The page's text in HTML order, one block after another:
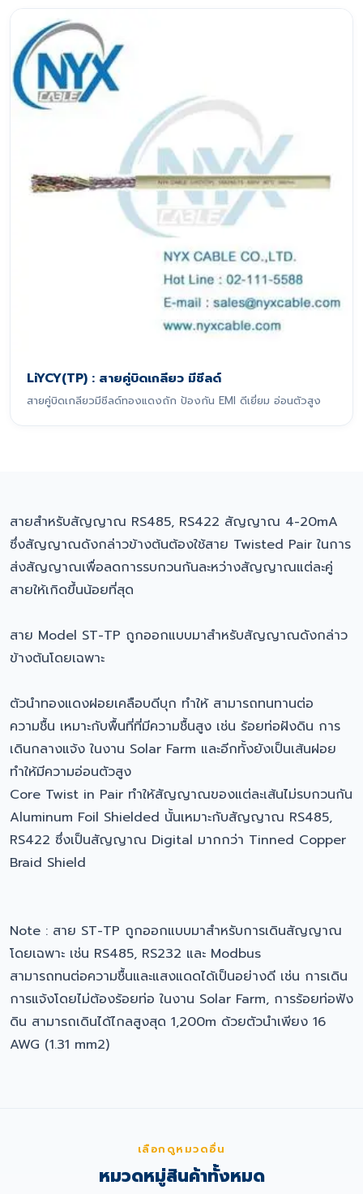
LiYCY(TP) : สายคู่บิดเกลียว มีชีลด์
สายคู่บิดเกลียวมีชีลด์ทองแดงถัก ป้องกัน EMI ดีเยี่ยม อ่อนตัวสูง
สายสำหรับสัญญาณ RS485, RS422 สัญญาณ 4-20mA
ซึ่งสัญญาณดังกล่าวข้างต้นต้องใช้สาย Twisted Pair ในการ
ส่งสัญญาณเพื่อลดการรบกวนกันละหว่างสัญญาณแต่ละคู่
สายให้เกิดขึ้นน้อยที่สุด
สาย Model ST-TP ถูกออกแบบมาสำหรับสัญญาณดังกล่าว
ข้างต้นโดยเฉพาะ
ตัวนำทองแดงฝอยเคลือบดีบุก ทำให้ สามารถทนทานต่อ
ความชื้น เหมาะกับพื้นที่ที่มีความชื้นสูง เช่น ร้อยท่อฝังดิน การ
เดินกลางแจ้ง ในงาน Solar Farm และอีกทั้งยังเป็นเส้นฝอย
ทำให้มีความอ่อนตัวสูง
Core Twist in Pair ทำให้สัญญาณของแต่ละเส้นไม่รบกวนกัน
Aluminum Foil Shielded นั้นเหมาะกับสัญญาณ RS485,
RS422 ซึ่งเป็นสัญญาณ Digital มากกว่า Tinned Copper
Braid Shield
Note : สาย ST-TP ถูกออกแบบมาสำหรับการเดินสัญญาณ
โดยเฉพาะ เช่น RS485, RS232 และ Modbus
สามารถทนต่อความชื้นและแสงแดดได้เป็นอย่างดี เช่น การเดิน
การแจ้งโดยไม่ต้องร้อยท่อ ในงาน Solar Farm, การร้อยท่อฟัง
ดิน สามารถเดินได้ไกลสูงสุด 1,200m ด้วยตัวนำเพียง 16
AWG (1.31 mm2)
เลือกดูหมวดอื่น
หมวดหมู่สินค้าทั้งหมด